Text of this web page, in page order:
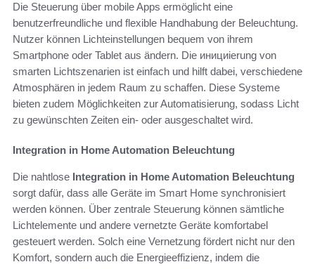
Die Steuerung über mobile Apps ermöglicht eine
benutzerfreundliche und flexible Handhabung der Beleuchtung.
Nutzer können Lichteinstellungen bequem von ihrem
Smartphone oder Tablet aus ändern. Die инициierung von
smarten Lichtszenarien ist einfach und hilft dabei, verschiedene
Atmosphären in jedem Raum zu schaffen. Diese Systeme
bieten zudem Möglichkeiten zur Automatisierung, sodass Licht
zu gewünschten Zeiten ein- oder ausgeschaltet wird.
Integration in Home Automation Beleuchtung
Die nahtlose Integration in Home Automation Beleuchtung
sorgt dafür, dass alle Geräte im Smart Home synchronisiert
werden können. Über zentrale Steuerung können sämtliche
Lichtelemente und andere vernetzte Geräte komfortabel
gesteuert werden. Solch eine Vernetzung fördert nicht nur den
Komfort, sondern auch die Energieeffizienz, indem die